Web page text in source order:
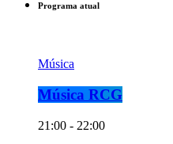
Programa atual
Música
Música RCG
21:00 - 22:00